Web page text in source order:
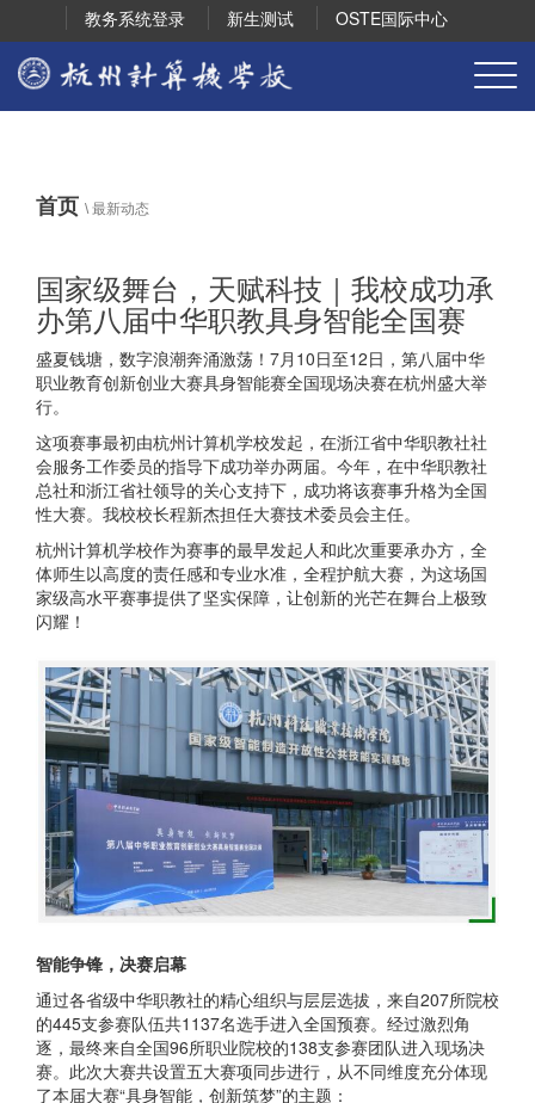
教务系统登录 新生测试 OSTE国际中心
首页 \最新动态
国家级舞台，天赋科技｜我校成功承
办第八届中华职教具身智能全国赛
盛夏钱塘，数字浪潮奔涌激荡！7月10日至12日，第八届中华
职业教育创新创业大赛具身智能赛全国现场决赛在杭州盛大举
行。
这项赛事最初由杭州计算机学校发起，在浙江省中华职教社社
会服务工作委员的指导下成功举办两届。今年，在中华职教社
总社和浙江省社领导的关心支持下，成功将该赛事升格为全国
性大赛。我校校长程新杰担任大赛技术委员会主任。
杭州计算机学校作为赛事的最早发起人和此次重要承办方，全
体师生以高度的责任感和专业水准，全程护航大赛，为这场国
家级高水平赛事提供了坚实保障，让创新的光芒在舞台上极致
闪耀！
智能争锋，决赛启幕
通过各省级中华职教社的精心组织与层层选拔，来自207所院校
的445支参赛队伍共1137名选手进入全国预赛。经过激烈角
逐，最终来自全国96所职业院校的138支参赛团队进入现场决
赛。此次大赛共设置五大赛项同步进行，从不同维度充分体现
了本届大赛“具身智能，创新筑梦”的主题：